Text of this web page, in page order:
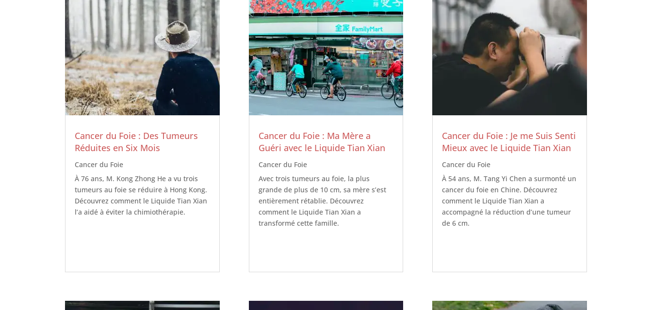
Cancer du Foie : Des Tumeurs
Réduites en Six Mois
Cancer du Foie
À 76 ans, M. Kong Zhong He a vu trois
tumeurs au foie se réduire à Hong Kong.
Découvrez comment le Liquide Tian Xian
l’a aidé à éviter la chimiothérapie.
Cancer du Foie : Ma Mère a
Guéri avec le Liquide Tian Xian
Cancer du Foie
Avec trois tumeurs au foie, la plus
grande de plus de 10 cm, sa mère s’est
entièrement rétablie. Découvrez
comment le Liquide Tian Xian a
transformé cette famille.
Cancer du Foie : Je me Suis Senti
Mieux avec le Liquide Tian Xian
Cancer du Foie
À 54 ans, M. Tang Yi Chen a surmonté un
cancer du foie en Chine. Découvrez
comment le Liquide Tian Xian a
accompagné la réduction d’une tumeur
de 6 cm.